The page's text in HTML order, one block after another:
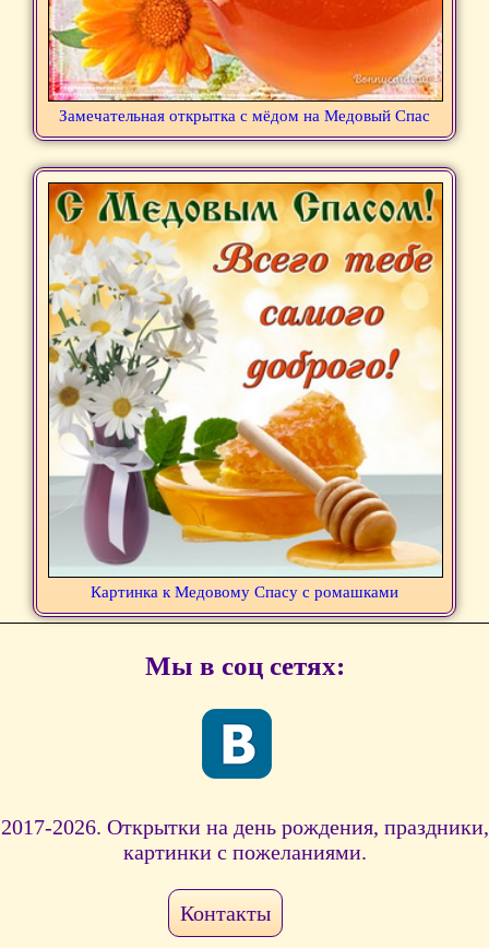
Замечательная открытка с мёдом на Медовый Спас
Картинка к Медовому Спасу с ромашками
Мы в соц сетях:
2017-2026. Открытки на день рождения, праздники,
картинки с пожеланиями.
Контакты